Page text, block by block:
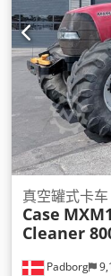
Padborg
真空罐式卡车
Case
Cleaner